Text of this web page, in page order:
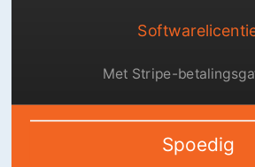
Met Stripe-
Spoedig